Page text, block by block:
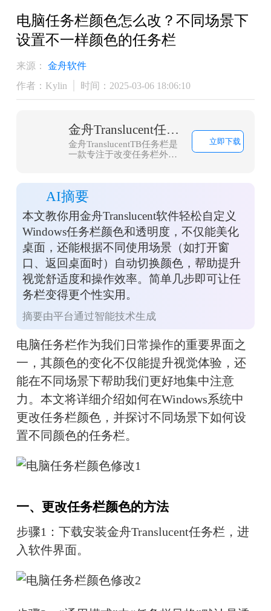
电脑任务栏颜色怎么改？不同场景下
设置不一样颜色的任务栏
来源：
金舟软件
作者：Kylin
时间：2025-03-06 18:06:10
金舟Translucent任务栏
金舟TranslucentTB任务栏是
一款专注于改变任务栏外观
能让您自由改变任务栏的透
明度、颜色、个性化定制动
态任务栏，实时预览效果。
金舟TranslucentTB任务栏为
您提供了一种简单而有效的
方式，来打造独具个性且舒
适的电脑桌面环境！
立即下载
AI摘要
本文教你用金舟Translucent软件轻松自定义
Windows任务栏颜色和透明度，不仅能美化
桌面，还能根据不同使用场景（如打开窗
口、返回桌面时）自动切换颜色，帮助提升
视觉舒适度和操作效率。简单几步即可让任
务栏变得更个性实用。
摘要由平台通过智能技术生成
电脑任务栏作为我们日常操作的重要界面之
一，其颜色的变化不仅能提升视觉体验，还
能在不同场景下帮助我们更好地集中注意
力。本文将详细介绍如何在Windows系统中
更改任务栏颜色，并探讨不同场景下如何设
置不同颜色的任务栏。
一、更改任务栏颜色的方法
步骤1：下载安装金舟Translucent任务栏，进
入软件界面。